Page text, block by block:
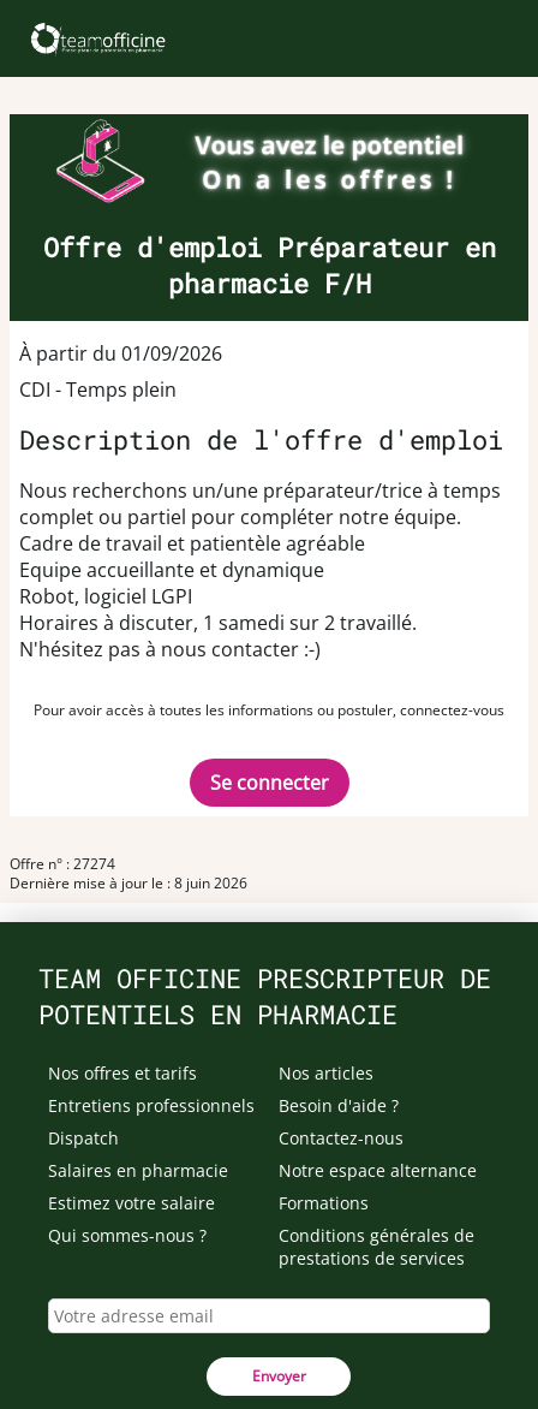
Offre d'emploi Préparateur en
pharmacie F/H
À partir du 01/09/2026
CDI - Temps plein
Description de l'offre d'emploi
Nous recherchons un/une préparateur/trice à temps
complet ou partiel pour compléter notre équipe.
Cadre de travail et patientèle agréable
Equipe accueillante et dynamique
Robot, logiciel LGPI
Horaires à discuter, 1 samedi sur 2 travaillé.
N'hésitez pas à nous contacter :-)
Pour avoir accès à toutes les informations ou postuler, connectez-vous
Se connecter
Offre n° : 27274
Dernière mise à jour le : 8 juin 2026
TEAM OFFICINE PRESCRIPTEUR DE
POTENTIELS EN PHARMACIE
Nos offres et tarifs
Entretiens professionnels
Dispatch
Salaires en pharmacie
Estimez votre salaire
Qui sommes-nous ?
Nos articles
Besoin d'aide ?
Contactez-nous
Notre espace alternance
Formations
Conditions générales de
prestations de services
Envoyer